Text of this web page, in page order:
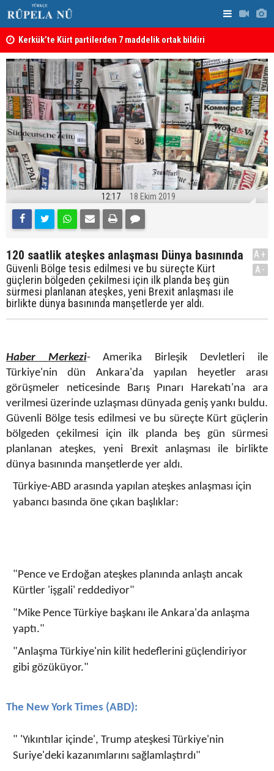
Kerkük’te Kürt partilerden 7 maddelik ortak bildiri
12:17 18 Ekim 2019
120 saatlik ateşkes anlaşması Dünya basınında
Güvenli Bölge tesis edilmesi ve bu süreçte Kürt
güçlerin bölgeden çekilmesi için ilk planda beş gün
sürmesi planlanan ateşkes, yeni Brexit anlaşması ile
birlikte dünya basınında manşetlerde yer aldı.
A+
A-
Haber Merkezi- Amerika Birleşik Devletleri ile
Türkiye'nin dün Ankara'da yapılan heyetler arası
görüşmeler neticesinde Barış Pınarı Harekatı'na ara
verilmesi üzerinde uzlaşması dünyada geniş yankı buldu.
Güvenli Bölge tesis edilmesi ve bu süreçte Kürt güçlerin
bölgeden çekilmesi için ilk planda beş gün sürmesi
planlananateşkes, yeni Brexit anlaşması ile birlikte
dünya basınında manşetlerde yer aldı.
Türkiye-ABD arasında yapılan ateşkes anlaşması için
yabancı basında öne çıkan başlıklar:
"Pence ve Erdoğan ateşkes planında anlaştı ancak
Kürtler 'işgali' reddediyor"
"Mike Pence Türkiye başkanı ile Ankara'da anlaşma
yaptı."
"Anlaşma Türkiye'nin kilit hedeflerini güçlendiriyor
gibi gözüküyor."
The New York Times (ABD):
" 'Yıkıntılar içinde', Trump ateşkesi Türkiye'nin
Suriye'deki kazanımlarını sağlamlaştırdı"